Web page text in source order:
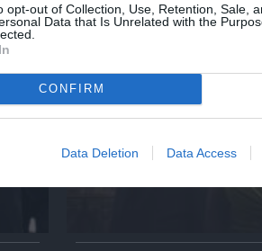
opt-out of Collection, Use, Retention, Sale,
Data that Is Unrelated with the
CONFIRM
Data Deletion Data Access